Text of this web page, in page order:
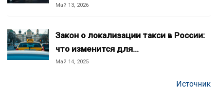
Май 13, 2026
Закон о локализации такси в России:
что изменится для…
Май 14, 2025
Источник